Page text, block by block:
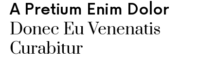
A Pretium Enim Dolor
Donec Eu Venenatis
Curabitur